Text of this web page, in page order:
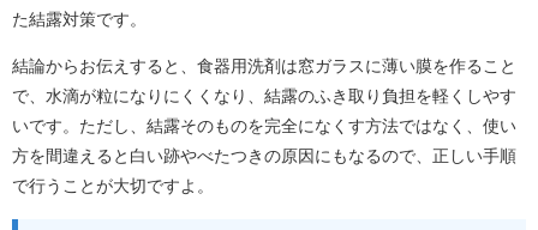
た結露対策です。
結論からお伝えすると、食器用洗剤は窓ガラスに薄い膜を作ること
で、水滴が粒になりにくくなり、結露のふき取り負担を軽くしやす
いです。ただし、結露そのものを完全になくす方法ではなく、使い
方を間違えると白い跡やべたつきの原因にもなるので、正しい手順
で行うことが大切ですよ。